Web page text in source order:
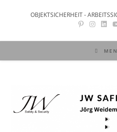
OBJEKTSICHERHEIT -